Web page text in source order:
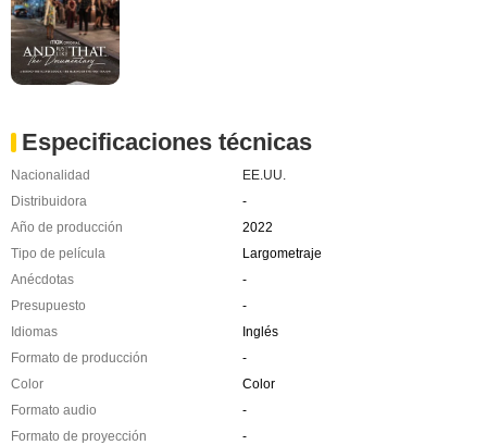
Especificaciones técnicas
Nacionalidad
EE.UU.
Distribuidora
-
Año de producción
2022
Tipo de película
Largometraje
Anécdotas
-
Presupuesto
-
Idiomas
Inglés
Formato de producción
-
Color
Color
Formato audio
-
Formato de proyección
-